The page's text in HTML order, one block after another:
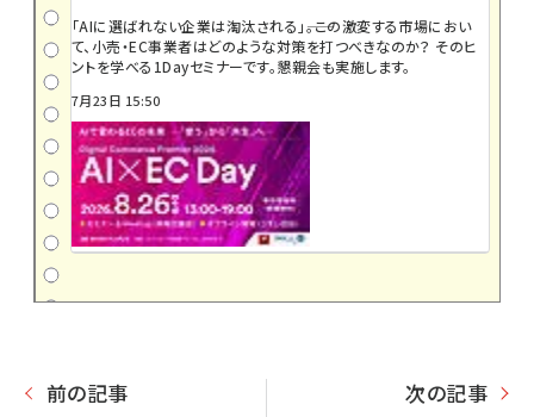
「AIに選ばれない企業は淘汰される」――。この激変する市場におい
て、小売・EC事業者はどのような対策を打つべきなのか？ そのヒ
ントを学べる1Dayセミナーです。懇親会も実施します。
7月23日 15:50
前の記事 次の記事